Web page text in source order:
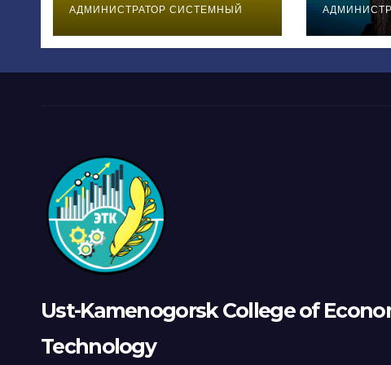
бойынша
біліктіліктерін
арттырды.
АДМИНИСТРАТОР СИСТЕМНЫЙ
Ust-Kamenogorsk College of
Technology